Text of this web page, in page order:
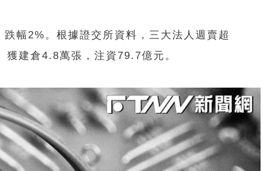
幅2%。根據證交所資料，三大法人週賣超
建倉4.8萬張，注資79.7億元。